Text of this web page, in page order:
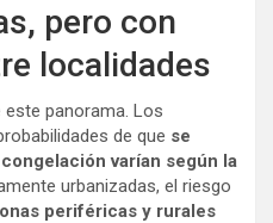
pero con
localidades
panorama. Los
de que se
varían según la
urbanizadas, el riesgo
periféricas y rurales